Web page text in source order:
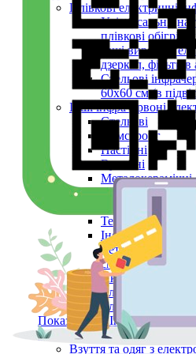
Плівкові електричні
Універсальні
плівкові
Інші вироби з
дзеркал,
Стельові
60х60 см (в
Інші інфрачервоні
Стельові
Армстронг
Настінні
Вуличні
Металокерамічні
Стельові,
Керамічні
Тепловентилятори
Інфрачервоний
см 750 Вт
Аксесуари
Електричні
Показати усі Інфрачервоні
Обігрів та сушіння
Взуття та одяг з